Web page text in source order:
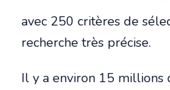
avec 250 critères de
recherche très précise.
Il y a environ 15 millions